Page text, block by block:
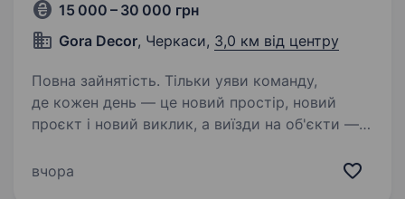
15 000 – 30 000 грн
Gora Decor, Черкаси, 3,0 км від центру
Повна зайнятість. Тільки уяви команду,
де кожен день — це новий простір, новий
проєкт і новий виклик, а виїзди на об'єкти —
інтер'єрах. Це і є Gora Decor. Ми вже 16 років
вчора